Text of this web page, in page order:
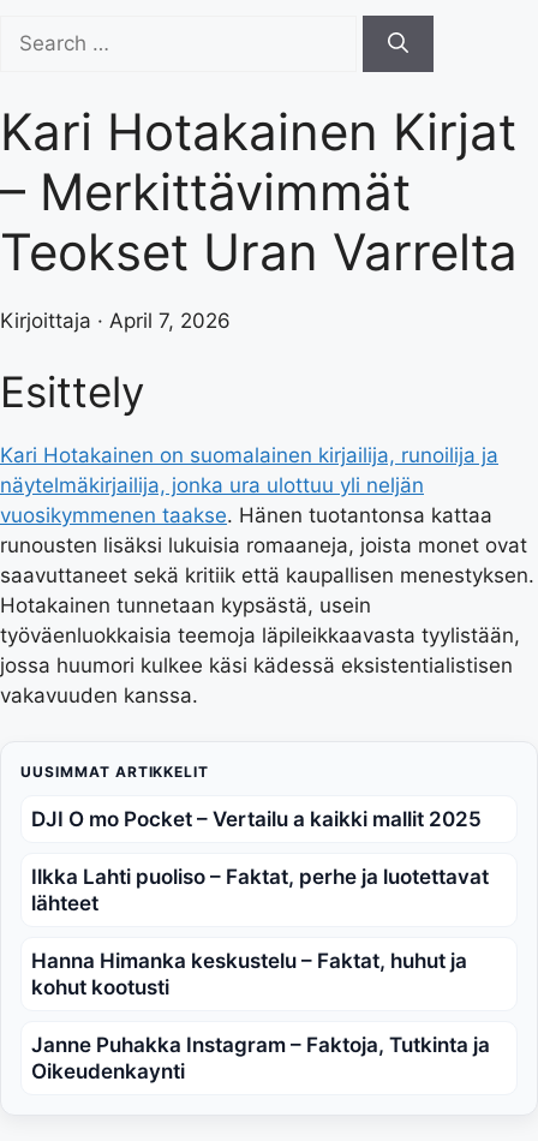
for:
Kari Hotakainen Kirjat
– Merkittävimmät
Teokset Uran Varrelta
Kirjoittaja · April 7, 2026
Esittely
Kari Hotakainen on suomalainen kirjailija, runoilija ja
näytelmäkirjailija, jonka ura ulottuu yli neljän
vuosikymmenen taakse. Hänen tuotantonsa kattaa
runousten lisäksi lukuisia romaaneja, joista monet ovat
saavuttaneet sekä kritiik että kaupallisen menestyksen.
Hotakainen tunnetaan kypsästä, usein
työväenluokkaisia teemoja läpileikkaavasta tyylistään,
jossa huumori kulkee käsi kädessä eksistentialistisen
vakavuuden kanssa.
UUSIMMAT ARTIKKELIT
DJI O mo Pocket – Vertailu a kaikki mallit 2025
Ilkka Lahti puoliso – Faktat, perhe ja luotettavat
lähteet
Hanna Himanka keskustelu – Faktat, huhut ja
kohut kootusti
Janne Puhakka Instagram – Faktoja, Tutkinta ja
Oikeudenkaynti